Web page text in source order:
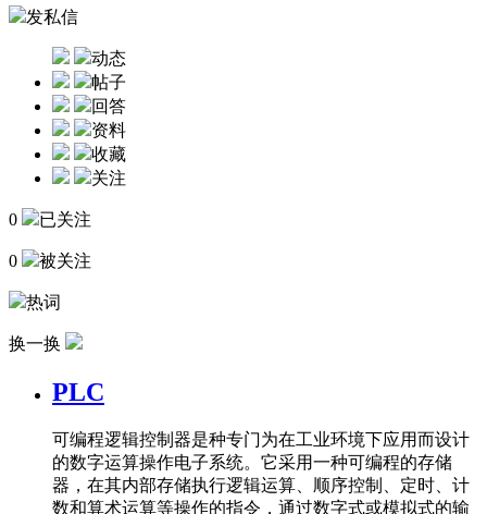
发私信
动态
帖子
回答
资料
收藏
关注
0 已关注
0 被关注
热词
换一换
PLC
可编程逻辑控制器是种专门为在工业环境下应用而设计
的数字运算操作电子系统。它采用一种可编程的存储
器，在其内部存储执行逻辑运算、顺序控制、定时、计
数和算术运算等操作的指令，通过数字式或模拟式的输